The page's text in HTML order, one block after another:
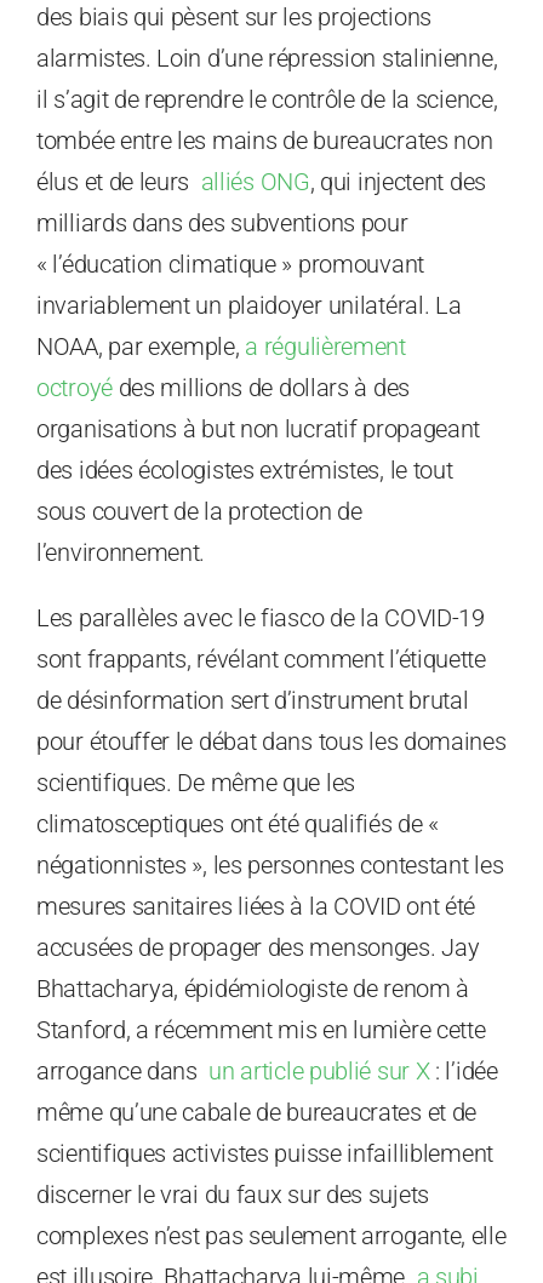
des biais qui pèsent sur les projections
alarmistes. Loin d’une répression stalinienne,
il s’agit de reprendre le contrôle de la science,
tombée entre les mains de bureaucrates non
élus et de leurs alliés ONG, qui injectent des
milliards dans des subventions pour
« l’éducation climatique » promouvant
invariablement un plaidoyer unilatéral. La
NOAA, par exemple, a régulièrement
octroyédes millions de dollars à des
organisations à but non lucratif propageant
des idées écologistes extrémistes, le tout
sous couvert de la protection de
l’environnement.
Les parallèles avec le fiasco de la COVID-19
sont frappants, révélant comment l’étiquette
de désinformation sert d’instrument brutal
pour étouffer le débat dans tous les domaines
scientifiques. De même que les
climatosceptiques ont été qualifiés de «
négationnistes », les personnes contestant les
mesures sanitaires liées à la COVID ont été
accusées de propager des mensonges. Jay
Bhattacharya, épidémiologiste de renom à
Stanford, a récemment mis en lumière cette
arrogance dans un article publié sur X: l’idée
même qu’une cabale de bureaucrates et de
scientifiques activistes puisse infailliblement
discerner le vrai du faux sur des sujets
complexes n’est pas seulement arrogante, elle
est illusoire. Bhattacharya lui-même a subi